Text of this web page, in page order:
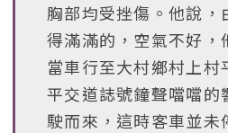
胸部均受挫傷。他說，
得滿滿的，空氣不好，
當車行至大村鄉村上村
平交道誌號鐘聲噹噹的
駛而來，這時客車並未